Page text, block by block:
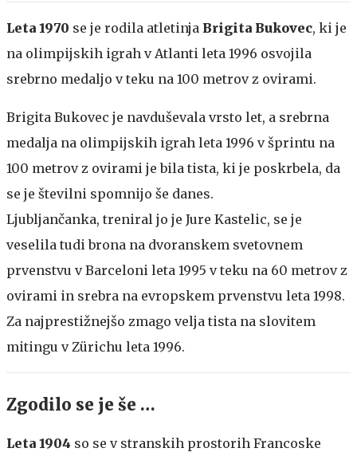
Leta 1970 se je rodila atletinja Brigita Bukovec, ki je
na olimpijskih igrah v Atlanti leta 1996 osvojila
srebrno medaljo v teku na 100 metrov z ovirami.
Brigita Bukovec je navduševala vrsto let, a srebrna
medalja na olimpijskih igrah leta 1996 v šprintu na
100 metrov z ovirami je bila tista, ki je poskrbela, da
se je številni spomnijo še danes.
Ljubljančanka, treniral jo je Jure Kastelic, se je
veselila tudi brona na dvoranskem svetovnem
prvenstvu v Barceloni leta 1995 v teku na 60 metrov z
ovirami in srebra na evropskem prvenstvu leta 1998.
Za najprestižnejšo zmago velja tista na slovitem
mitingu v Zürichu leta 1996.
Zgodilo se je še …
Leta 1904 so se v stranskih prostorih Francoske